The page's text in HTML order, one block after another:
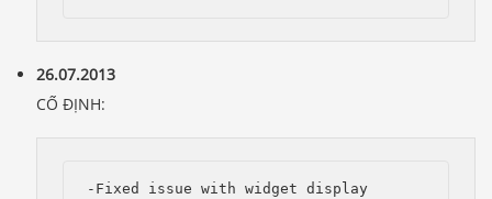
26.07.2013
CỐ ĐỊNH:
-Fixed issue with widget display